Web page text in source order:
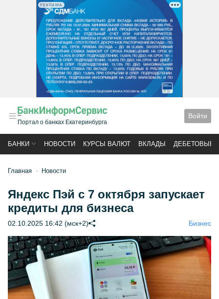
РЕКЛАМА
Портал о банках Екатеринбурга
Войти
БАНКИ НОВОСТИ КУРСЫ ВАЛЮТ ВКЛАДЫ ДЕБЕТОВЫЕ
Главная Новости
Яндекс Пэй с 7 октября запускает
кредиты для бизнеса
02.10.2025 16:42 (мск+2) Бизнес